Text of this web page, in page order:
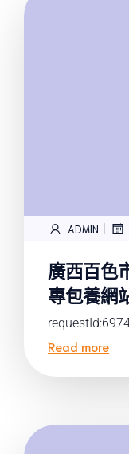
ADMIN |
廣西百色
專包養網
Read more